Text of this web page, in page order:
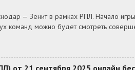
— Зенит в рамках РПЛ. Начало игры
команд можно будет смотреть
от 21 сентября 2025 онлайн